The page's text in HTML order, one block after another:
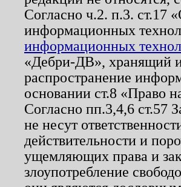
Согласно ч.2. п.3. ст.17
информационных
информационных
«Дебри-ДВ», хранящий
распространение
основании ст.8 «Право
Согласно пп.3,4,6 ст.57
не несут
действительности и
ущемляющих права и
злоупотребление